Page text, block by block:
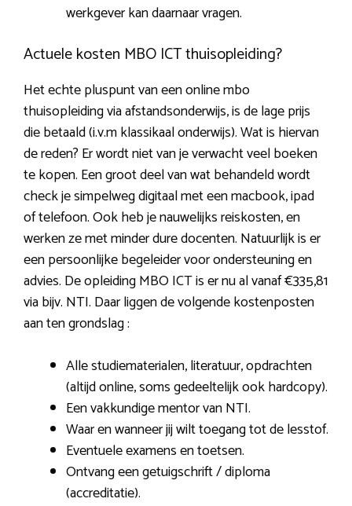
werkgever kan daarnaar vragen.
Actuele kosten MBO ICT thuisopleiding?
Het echte pluspunt van een online mbo
thuisopleiding via afstandsonderwijs, is de lage prijs
die betaald (i.v.m klassikaal onderwijs). Wat is hiervan
de reden? Er wordt niet van je verwacht veel boeken
te kopen. Een groot deel van wat behandeld wordt
check je simpelweg digitaal met een macbook, ipad
of telefoon. Ook heb je nauwelijks reiskosten, en
werken ze met minder dure docenten. Natuurlijk is er
een persoonlijke begeleider voor ondersteuning en
advies. De opleiding MBO ICT is er nu al vanaf €335,81
via bijv. NTI. Daar liggen de volgende kostenposten
aan ten grondslag :
Alle studiematerialen, literatuur, opdrachten
(altijd online, soms gedeeltelijk ook hardcopy).
Een vakkundige mentor van NTI.
Waar en wanneer jij wilt toegang tot de lesstof.
Eventuele examens en toetsen.
Ontvang een getuigschrift / diploma
(accreditatie).